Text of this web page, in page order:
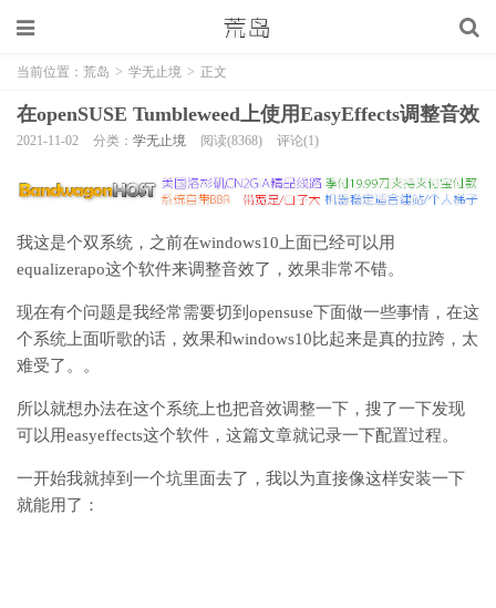
当前位置： 荒岛 > 学无止境 > 正文
在openSUSE Tumbleweed上使用EasyEffects调整音效
2021-11-02 分类： 学无止境 阅读(8368) 评论(1)
我这是个双系统，之前在windows10上面已经可以用
equalizerapo这个软件来调整音效了，效果非常不错。
现在有个问题是我经常需要切到opensuse下面做一些事情，在这
个系统上面听歌的话，效果和windows10比起来是真的拉跨，太
难受了。。
所以就想办法在这个系统上也把音效调整一下，搜了一下发现
可以用easyeffects这个软件，这篇文章就记录一下配置过程。
一开始我就掉到一个坑里面去了，我以为直接像这样安装一下
就能用了：